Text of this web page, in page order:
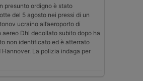
presunto ordigno è stato
del 5 agosto nei pressi di un
ucraino all’aeroporto di
aereo Dhl decollato subito dopo ha
non identificato ed è atterrato
La polizia indaga per